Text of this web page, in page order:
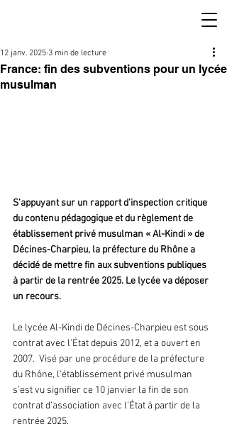
France: fin des subventions pour un lycée
musulman
12 janv. 2025 3 min de lecture
S’appuyant sur un rapport d’inspection critique
du contenu pédagogique et du règlement de
établissement privé musulman « Al-Kindi » de
Décines-Charpieu, la préfecture du Rhône a
décidé de mettre fin aux subventions publiques
à partir de la rentrée 2025. Le lycée va déposer
un recours.
Le lycée Al-Kindi de Décines-Charpieu est sous
contrat avec l’État depuis 2012, et a ouvert en
2007.  Visé par une procédure de la préfecture
du Rhône, l’établissement privé musulman
s’est vu signifier ce 10 janvier la fin de son
contrat d’association avec l’État à partir de la
rentrée 2025.